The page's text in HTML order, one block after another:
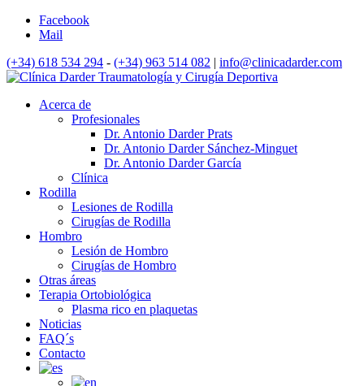
Facebook
Mail
(+34) 618 534 294 - (+34) 963 514 082 | info@clinicadarder.com
Acerca de
Profesionales
Dr. Antonio Darder Prats
Dr. Antonio Darder Sánchez-Minguet
Dr. Antonio Darder García
Clínica
Rodilla
Lesiones de Rodilla
Cirugías de Rodilla
Hombro
Lesión de Hombro
Cirugías de Hombro
Otras áreas
Terapia Ortobiológica
Plasma rico en plaquetas
Noticias
FAQ´s
Contacto